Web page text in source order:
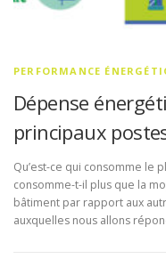
PERFORMANCE
Dépense
principaux
Qu’est-ce qui consomme le
consomme-t-il plus que la
bâtiment par rapport aux
auxquelles nous allons